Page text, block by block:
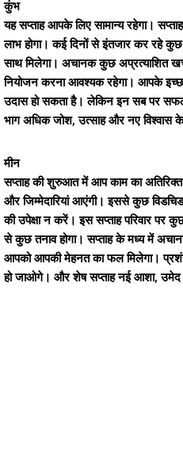
कुंभ
यह सप्ताह आपके लिए सामान्य रहेगा।
लाभ होगा। कई दिनों से इंतजार कर रहे
साथ मिलेगा। अचानक कुछ अप्रत्याशित
नियोजन करना आवश्यक रहेगा। आपके
उदास हो सकता है। लेकिन इन सब पर
भाग अधिक जोश, उत्साह और नए विश्वास
मीन
सप्ताह की शुरुआत में आप काम का
और जिम्मेदारियां आएंगी। इससे कुछ
की उपेक्षा न करें। इस सप्ताह परिवार पर
से कुछ तनाव होगा। सप्ताह के मध्य में
आपको आपकी मेहनत का फल मिलेगा।
हो जाओगे। और शेष सप्ताह नई आशा, उमेद